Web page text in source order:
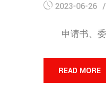
2023-06-26
申请书、委
READ MORE